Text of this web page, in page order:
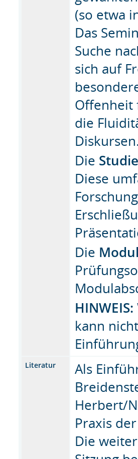
(so etwa
Das
Suche
sich auf
Offenheit
die
Die
Diese
Die
HINWEIS:
kann
Literatur
Als
Herbert/
Praxis
Die